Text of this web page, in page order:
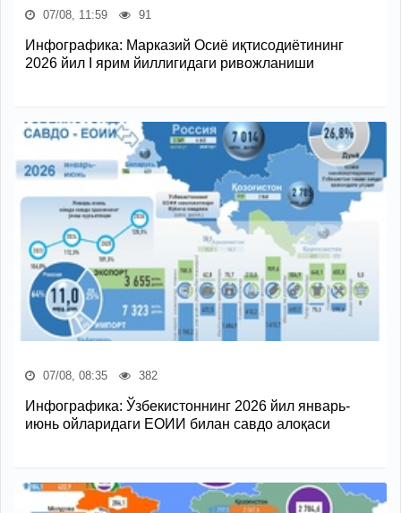
07/08, 11:59 91
Инфографика: Марказий Осиё иқтисодиётининг
2026 йил I ярим йиллигидаги ривожланиши
07/08, 08:35 382
Инфографика: Ўзбекистоннинг 2026 йил январь-
июнь ойларидаги ЕОИИ билан савдо алоқаси